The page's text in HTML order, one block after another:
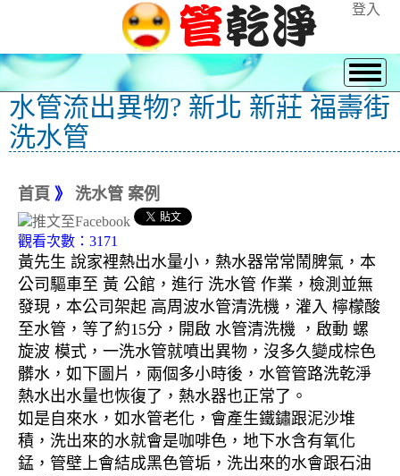
登入
水管流出異物? 新北 新莊 福壽街
洗水管
首頁 》 洗水管 案例
觀看次數：3171
黃先生 說家裡熱出水量小，熱水器常常鬧脾氣，本
公司驅車至 黃 公館，進行 洗水管 作業，檢測並無
發現，本公司架起 高周波水管清洗機，灌入 檸檬酸
至水管，等了約15分，開啟 水管清洗機 ，啟動 螺
旋波 模式，一洗水管就噴出異物，沒多久變成棕色
髒水，如下圖片，兩個多小時後，水管管路洗乾淨
熱水出水量也恢復了，熱水器也正常了。
如是自來水，如水管老化，會產生鐵鏽跟泥沙堆
積，洗出來的水就會是咖啡色，地下水含有氧化
錳，管壁上會結成黑色管垢，洗出來的水會跟石油